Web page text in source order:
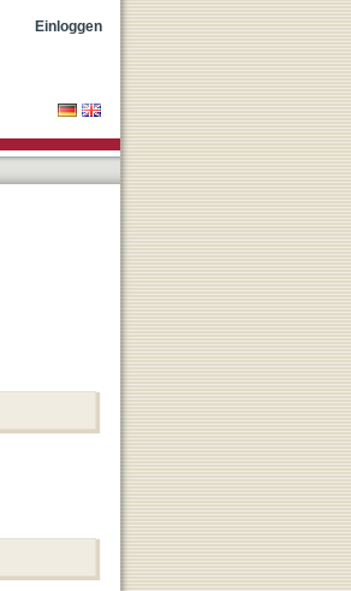
Einloggen